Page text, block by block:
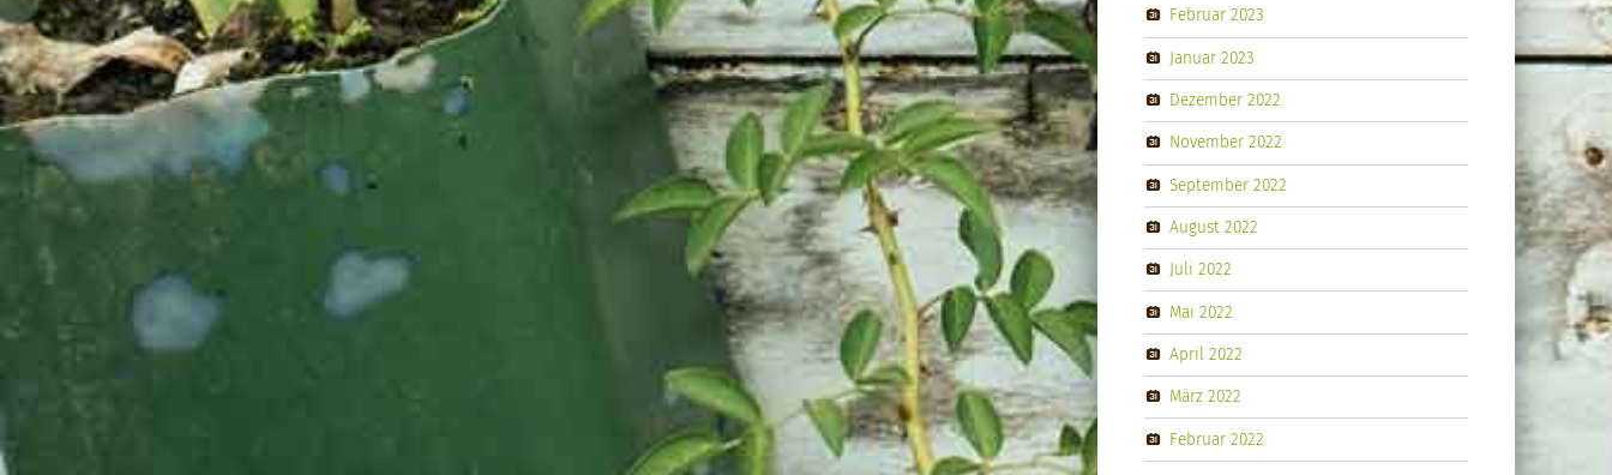
Februar 2023
Januar 2023
Dezember 2022
November 2022
September 2022
August 2022
Juli 2022
Mai 2022
April 2022
März 2022
Februar 2022